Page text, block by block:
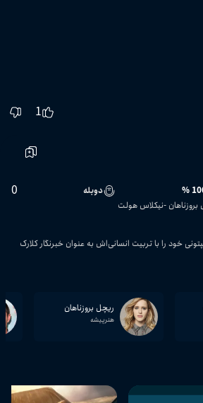
1
100 دوبله 0
نیکلاس هولت
خود را با تربیت انسانی‌اش به عنوان خبرنگار کلارک
ریچل بروزناهان
هنرپیشه